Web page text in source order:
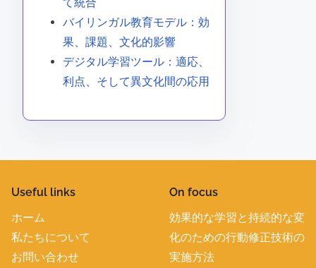
バイリンガル教育モデル：効
果、課題、文化的影響
デジタル学習ツール：適応、
利点、そして異文化間の応用
Useful links
ホーム
私たちについて
お問い合わせ
On focus
効果的な学習と持続的な変
化のための行動修正技術の
実施方法